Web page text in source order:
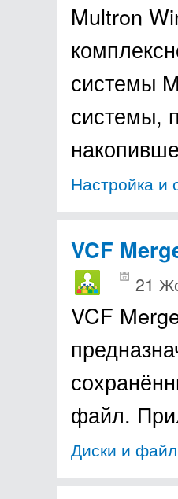
Multron
системы
системы,
Настройка и
VCF
21
VCF
файл.
Диски и